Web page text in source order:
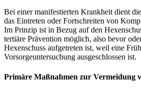
Bei einer manifestierten Krankheit dient
das Eintreten oder Fortschreiten von
Im Prinzip ist in Bezug auf den
tertiäre Prävention möglich, also bevor
Hexenschuss aufgetreten ist, weil eine
Vorsorgeuntersuchung ausgeschlossen ist.
Primäre Maßnahmen zur Vermeidung